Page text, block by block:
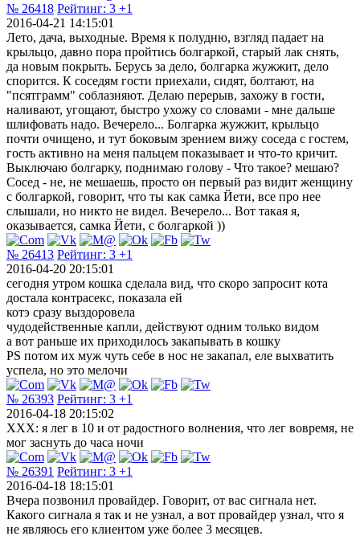
№ 26418 Рейтинг: 3 +1
2016-04-21 14:15:01
Лето, дача, выходные. Время к полудню, взгляд падает на
крыльцо, давно пора пройтись болгаркой, старый лак снять,
да новым покрыть. Берусь за дело, болгарка жужжит, дело
спорится. К соседям гости приехали, сидят, болтают, на
"псятграмм" соблазняют. Делаю перерыв, захожу в гости,
наливают, угощают, быстро ухожу со словами - мне дальше
шлифовать надо. Вечерело... Болгарка жужжит, крыльцо
почти очищено, и тут боковым зрением вижу соседа с гостем,
гость активно на меня пальцем показывает и что-то кричит.
Выключаю болгарку, поднимаю голову - Что такое? мешаю?
Сосед - не, не мешаешь, просто он первый раз видит женщину
с болгаркой, говорит, что ты как самка Йети, все про нее
слышали, но никто не видел. Вечерело... Вот такая я,
оказывается, самка Йети, с болгаркой ))
№ 26413 Рейтинг: 3 +1
2016-04-20 20:15:01
сегодня утром кошка сделала вид, что скоро запросит кота
достала контрасекс, показала ей
котэ сразу выздоровела
чудодейственные капли, действуют одним только видом
а вот раньше их приходилось закапывать в кошку
PS потом их муж чуть себе в нос не закапал, еле выхватить
успела, но это мелочи
№ 26393 Рейтинг: 3 +1
2016-04-18 20:15:02
XXX: я лег в 10 и от радостного волнения, что лег вовремя, не
мог заснуть до часа ночи
№ 26391 Рейтинг: 3 +1
2016-04-18 18:15:01
Вчера позвонил провайдер. Говорит, от вас сигнала нет.
Какого сигнала я так и не узнал, а вот провайдер узнал, что я
не являюсь его клиентом уже более 3 месяцев.